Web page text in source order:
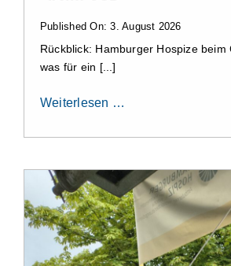
Published On: 3. August 2026
Rückblick: Hamburger Hospize beim
was für ein [...]
Weiterlesen …